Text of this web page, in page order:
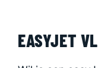
EASYJET